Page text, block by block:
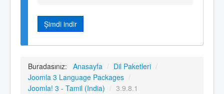
Şimdi indir
Buradasınız: Anasayfa / Dil Paketleri /
Joomla 3 Language Packages /
Joomla! 3 - Tamil (India) / 3.9.8.1